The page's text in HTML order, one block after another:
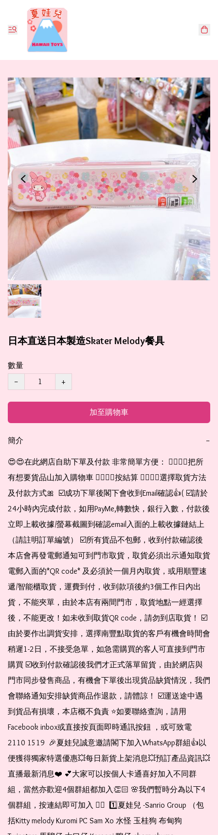
日本直送日本製造Skater Melody餐具
數量
−
+
加至購物車
簡介 −
😍😍在此網店自助下單及付款 非常簡單方便： 👉🏻👉🏻把所
有想要貨品山加入購物車 👉🏻👉🏻按結算 👉🏻👉🏻選擇取貨方法
及付款方式🎀  ☑️成功下單後閣下會收到Email確認👍( ☑️請於
24小時內完成付款，如用PayMe,轉數快，銀行入數，付款後
立即上載收據/螢幕截圖到確認email入面的上載收據鏈結上
（請註明訂單編號） ☑️所有貨品不包郵，收到付款確認後
本店會再發電郵通知可到門市取貨，取貨必須出示通知取貨
電郵入面的*QR code* 及必須於一個月內取貨，或用順豐速
遞/智能櫃取貨，運費到付，收到款項後約3個工作日內出
貨，不能夾單，由於本店有兩間門市，取貨地點一經選擇
後，不能更改！如未收到取貨QR code，請勿到店取貨！ ☑️
由於要作出調貨安排，選擇南豐點取貨的客戶有機會時間會
稍遲1-2日，不接受急單，如急需購買的客人可直接到門市
購買 ☑️收到付款確認後我們才正式落單留貨，由於網店與
門市同步發售商品，有機會下單後出現貨品缺貨情況，我們
會聯絡通知安排缺貨商品作退款，請體諒！ ☑️運送途中遇
到貨品有損壞，本店概不負責 ⭐️如要聯絡查詢，請用
Facebook inbox或直接按頁面即時通訊按鈕 ，或可致電
2110 1519  🎉夏娃兒誠意邀請閣下加入WhatsApp群組👍以
便獲得獨家特選優惠💥每日新貨上架消息💥預訂產品資訊💥
直播最新消息❤️ 💕大家可以按個人卡通喜好加入不同群
組，當然亦歡迎4個群組都加入👏🏻 🌸我們暫時分為以下4
個群組，按連結即可加入 👇🏻  1️⃣夏娃兒 -Sanrio Group （包
括Kitty melody Kuromi PC Sam Xo 水怪 玉桂狗 布甸狗